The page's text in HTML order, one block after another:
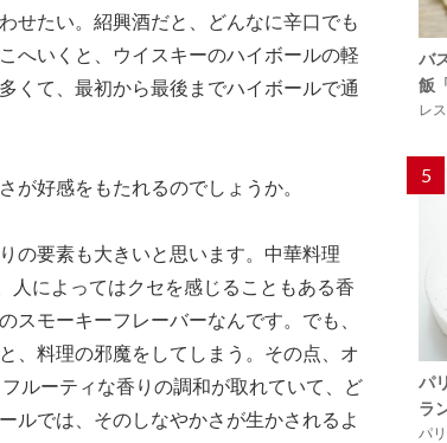
せたい。紹興酒だと、どんなに辛口でも
へいくと、ウイスキーのハイボールの軽
くて、最初から最後までハイボールで通
好感をもたれるのでしょうか。
の要素も大きいと思います。中華料理
人によってはクセを感じることもある香
モーキーフレーバーなんです。でも、
、料理の邪魔をしてしまう。その点、オ
ルーティな香りの調和が取れていて、ど
ルでは、そのしなやかさが生かされるよ
バ
飯
レ
5
パ
ラ
パ